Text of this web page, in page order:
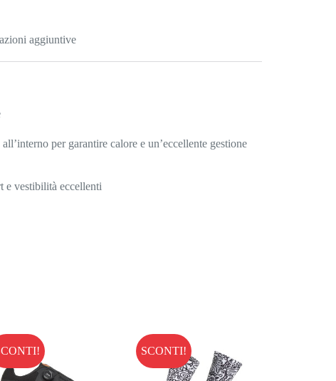
aggiuntive
per garantire calore e un’eccellente gestione
e vestibilità eccellenti
SCONTI!